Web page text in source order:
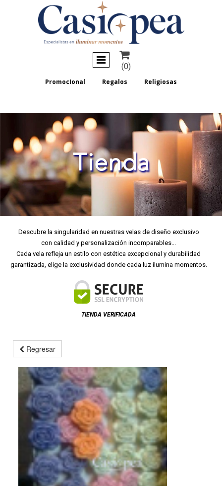

(0)
PromocIonal Regalos Religiosas
Tienda
Descubre la singularidad en nuestras velas de diseño exclusivo
con calidad y personalización incomparables...
Cada vela refleja un estilo con estética excepcional y durabilidad
garantizada, elige la exclusividad donde cada luz ilumina momentos.
TIENDA VERIFICADA
Regresar